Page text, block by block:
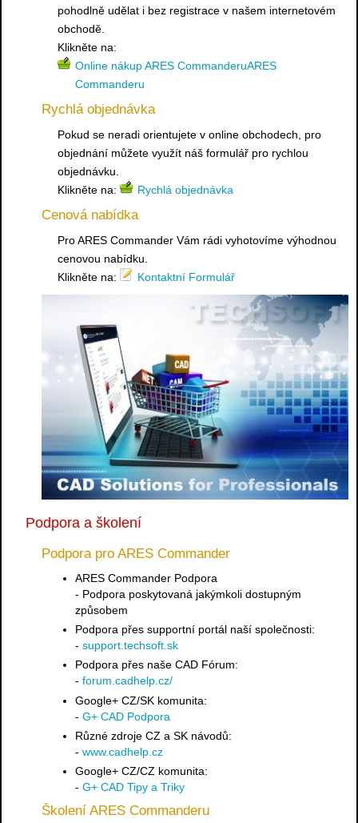
pohodlně udělat i bez registrace v našem internetovém
obchodě.
Klikněte na:
Online nákup ARES CommanderuARES
Commanderu
Rychlá objednávka
Pokud se neradi orientujete v online obchodech, pro
objednání můžete využít náš formulář pro rychlou
objednávku.
Klikněte na:
Rychlá objednávka
Cenová nabídka
Pro ARES Commander Vám rádi vyhotovíme výhodnou
cenovou nabídku.
Klikněte na:
Kontaktní Formulář
Podpora a školení
Podpora pro ARES Commander
ARES Commander Podpora
- Podpora poskytovaná jakýmkoli dostupným
způsobem
Podpora přes supportní portál naší společnosti:
-support.techsoft.sk
Podpora přes naše CAD Fórum:
-forum.cadhelp.cz/
Google+ CZ/SK komunita:
-G+ CAD Podpora
Různé zdroje CZ a SK návodů:
-www.cadhelp.cz
Google+ CZ/CZ komunita:
-G+ CAD Tipy a Triky
Školení ARES Commanderu